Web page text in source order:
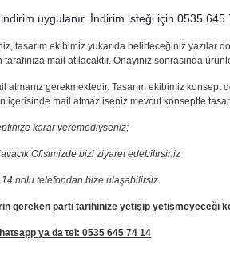
uygulanır. İndirim isteği için 0535
ekibimiz yukarıda belirteceğiniz yazılar
mail atılacaktır. Onayınız sonrasında
gerekmektedir. Tasarım ekibimiz konsept
mail atmaz iseniz mevcut konseptte
karar veremediyseniz;
Ofisimizde bizi ziyaret edebilirsiniz
nolu telefondan bize ulaşabilirsiz
gereken parti tarihinize yetişip yetişmeyeceği
ya da tel: 0535 645 74 14